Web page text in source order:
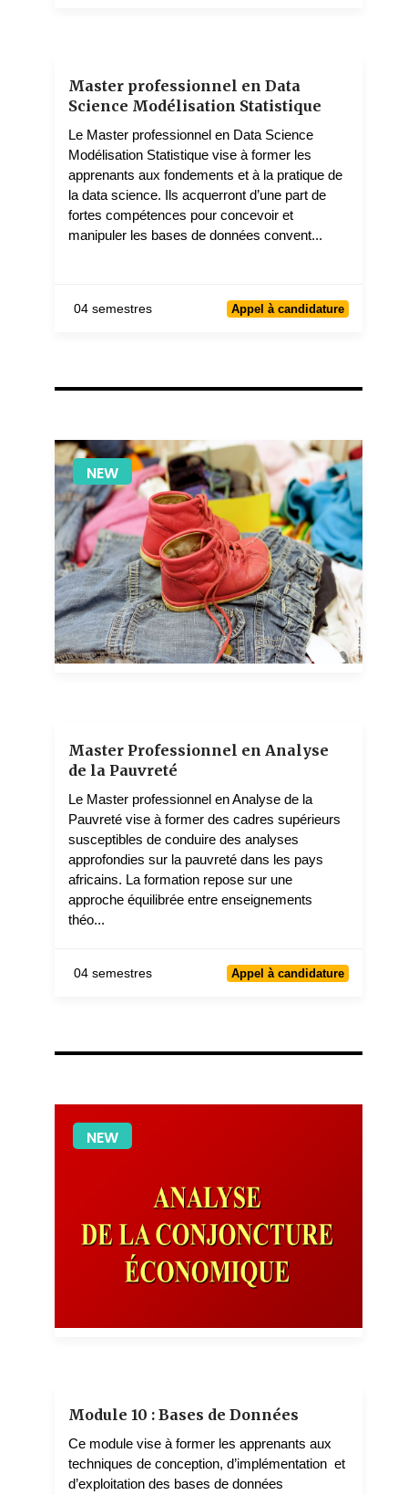
Master professionnel en Data
Science Modélisation Statistique
Le Master professionnel en Data Science
Modélisation Statistique vise à former les
apprenants aux fondements et à la pratique de
la data science. Ils acquerront d’une part de
fortes compétences pour concevoir et
manipuler les bases de données convent...
04 semestres Appel à candidature
NEW
Master Professionnel en Analyse
de la Pauvreté
Le Master professionnel en Analyse de la
Pauvreté vise à former des cadres supérieurs
susceptibles de conduire des analyses
approfondies sur la pauvreté dans les pays
africains. La formation repose sur une
approche équilibrée entre enseignements
théo...
04 semestres Appel à candidature
NEW
Module 10 : Bases de Données
Ce module vise à former les apprenants aux
techniques de conception, d’implémentation et
d’exploitation des bases de données